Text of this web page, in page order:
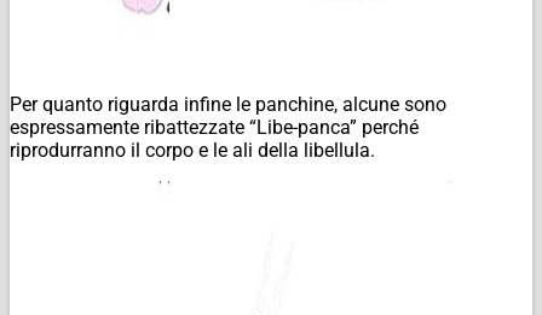
Per quanto riguarda infine le panchine, alcune sono
espressamente ribattezzate “Libe-panca” perché
riprodurranno il corpo e le ali della libellula.